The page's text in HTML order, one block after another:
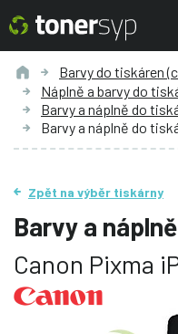
Barvy do tiskáren
Náplně a barvy do
Barvy a náplně do
Barvy a náplně do
Zpět na výběr tiskárny
Barvy a
Canon Pixma